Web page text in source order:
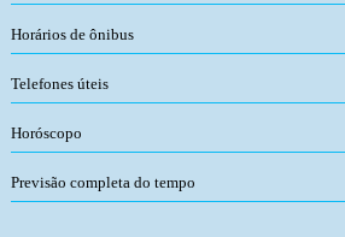
Horários de ônibus
Telefones úteis
Horóscopo
Previsão completa do tempo